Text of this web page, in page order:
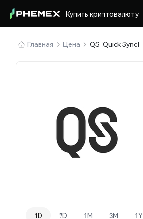
Купить криптовалюту
Главная Цена QS (Quick Sync)
1D 7D 1M 3M 1Y